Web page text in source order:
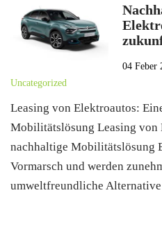
04 Feber
Uncategorized
Leasing von Elektroautos:
Mobilitätslösung Leasing von
nachhaltige Mobilitätslösung
Vormarsch und werden
umweltfreundliche